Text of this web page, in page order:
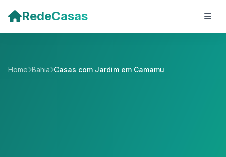
RedeCasas
Home Bahia Casas com Jardim em Camamu